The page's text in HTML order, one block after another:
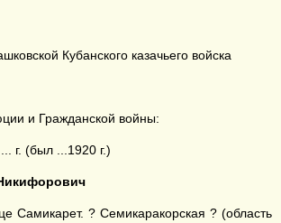
Кубанского казачьего войска
и Гражданской войны:
г. (был ...1920 г.)
Самикарет. ? Семикаракорская ? (область